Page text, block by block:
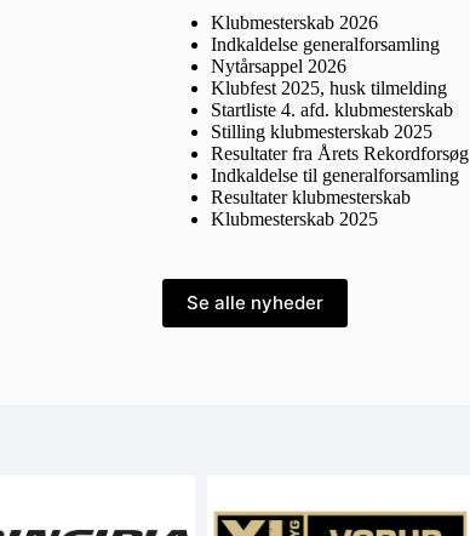
Klubmesterskab 2026
Indkaldelse generalforsamling
Nytårsappel 2026
Klubfest 2025, husk tilmelding
Startliste 4. afd. klubmesterskab
Stilling klubmesterskab 2025
Resultater fra Årets Rekordforsøg
Indkaldelse til generalforsamling
Resultater klubmesterskab
Klubmesterskab 2025
Se alle nyheder